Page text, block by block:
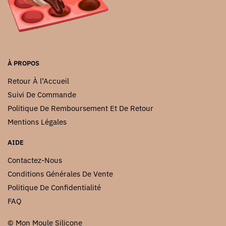
choisies
sur
produit
À PROPOS
Retour À l’Accueil
Suivi De Commande
Politique De Remboursement Et De Retour
Mentions Légales
AIDE
Contactez-Nous
Conditions Générales De Vente
Politique De Confidentialité
FAQ
© Mon Moule Silicone